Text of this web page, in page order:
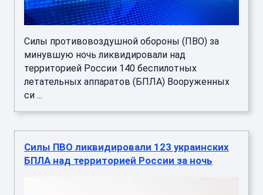
Силы противовоздушной обороны (ПВО) за
минувшую ночь ликвидировали над
территорией России 140 беспилотных
летательных аппаратов (БПЛА) Вооруженных
си ...
Силы ПВО ликвидировали 123 украинских
БПЛА над территорией России за ночь